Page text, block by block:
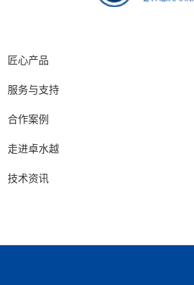
匠心产品
服务与支持
合作案例
走进卓水越
技术资讯